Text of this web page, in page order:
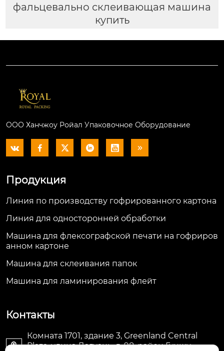
фальцевально склеивающая машина
купить
ООО Ханчжоу Ройал Упаковочное Оборудование
     
Продукция
Линия по производству гофрированного картона
Линия для односторонней обработки
Машина для флексографской печати на гофриров
анном картоне
Машина для склеивания папок
Машина для ламинирования флейт
Контакты

Комната 1701, здание 3, Greenland Central
Plaza, улица Дагуань, д. 98, район Гуншу,